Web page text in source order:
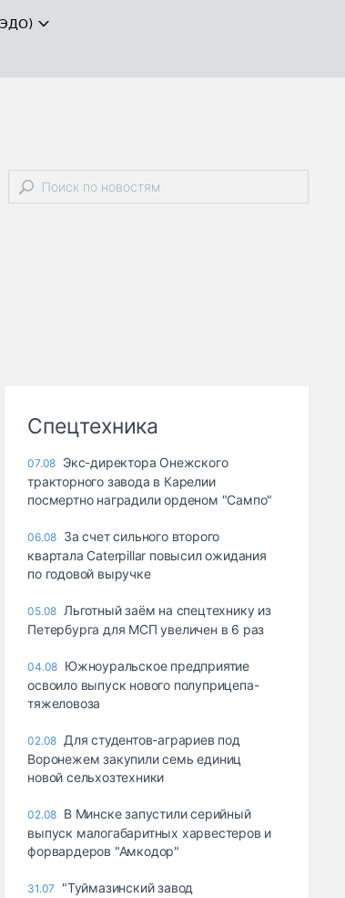
Спецтехника
07.08 Экс-директора Онежского
тракторного завода в Карелии
посмертно наградили орденом "Сампо"
06.08 За счет сильного второго
квартала Caterpillar повысил ожидания
по годовой выручке
05.08 Льготный заём на спецтехнику из
Петербурга для МСП увеличен в 6 раз
04.08 Южноуральское предприятие
освоило выпуск нового полуприцепа-
тяжеловоза
02.08 Для студентов-аграриев под
Воронежем закупили семь единиц
новой сельхозтехники
02.08 В Минске запустили серийный
выпуск малогабаритных харвестеров и
форвардеров "Амкодор"
31.07
"Туймазинский завод